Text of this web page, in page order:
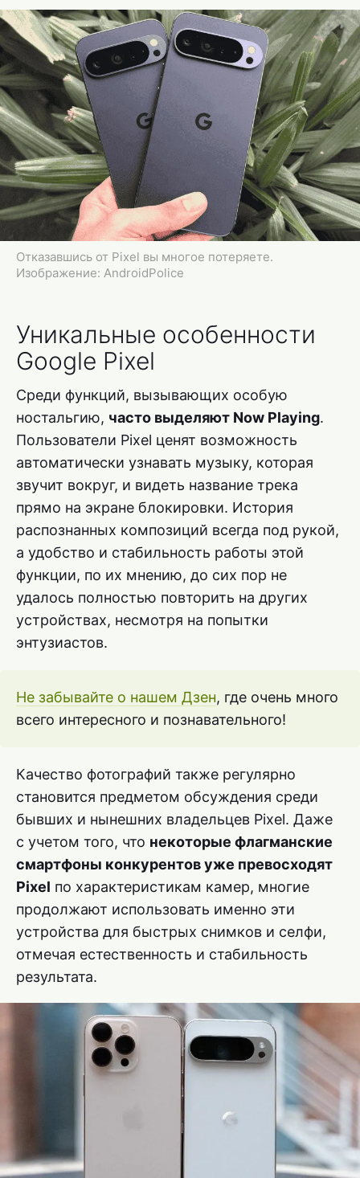
Отказавшись от Pixel вы многое потеряете.
Изображение: AndroidPolice
Уникальные особенности
Google Pixel
Среди функций, вызывающих особую
ностальгию, часто выделяют Now Playing.
Пользователи Pixel ценят возможность
автоматически узнавать музыку, которая
звучит вокруг, и видеть название трека
прямо на экране блокировки. История
распознанных композиций всегда под рукой,
а удобство и стабильность работы этой
функции, по их мнению, до сих пор не
удалось полностью повторить на других
устройствах, несмотря на попытки
энтузиастов.
Не забывайте о нашем Дзен, где очень много
всего интересного и познавательного!
Качество фотографий также регулярно
становится предметом обсуждения среди
бывших и нынешних владельцев Pixel. Даже
с учетом того, что некоторые флагманские
смартфоны конкурентов уже превосходят
Pixel по характеристикам камер, многие
продолжают использовать именно эти
устройства для быстрых снимков и селфи,
отмечая естественность и стабильность
результата.